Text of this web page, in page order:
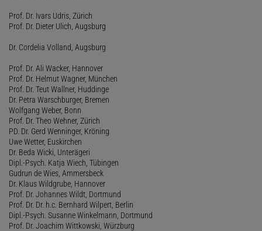
Prof. Dr. Ivars Udris, Zürich
Prof. Dr. Dieter Ulich, Augsburg
Dr. Cordelia Volland, Augsburg
Prof. Dr. Ali Wacker, Hannover
Prof. Dr. Helmut Wagner, München
Prof. Dr. Teut Wallner, Huddinge
Dr. Petra Warschburger, Bremen
Wolfgang Weber, Bonn
Prof. Dr. Theo Wehner, Zürich
PD. Dr. Gerd Wenninger, Kröning
Uwe Wetter, Euskirchen
Dr. Beda Wicki, Unterägeri
Dipl.-Psych. Katja Wiech, Tübingen
Gudrun de Wies, Ammersbeck
Dr. Klaus Wildgrube, Hannover
Prof. Dr. Johannes Wildt, Dortmund
Prof. Dr. Dr. h.c. Bernhard Wilpert, Berlin
Dipl.-Psych. Susanne Winkelmann, Dortmund
Prof. Dr. Joachim Wittkowski, Würzburg